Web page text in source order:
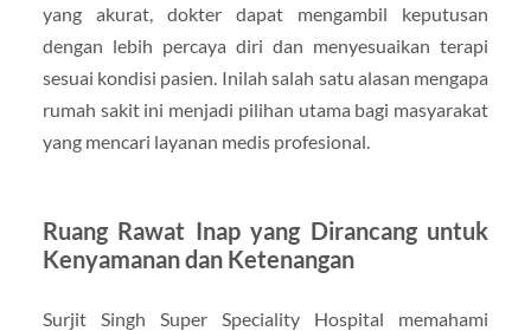
yang akurat, dokter dapat mengambil keputusan
dengan lebih percaya diri dan menyesuaikan terapi
sesuai kondisi pasien. Inilah salah satu alasan mengapa
rumah sakit ini menjadi pilihan utama bagi masyarakat
yang mencari layanan medis profesional.
Ruang Rawat Inap yang Dirancang untuk
Kenyamanan dan Ketenangan
Surjit Singh Super Speciality Hospital memahami